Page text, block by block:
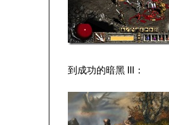
到成功的暗黑 III：